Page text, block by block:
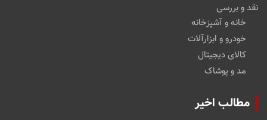
نقد و بررسی
خانه و آشپزخانه
خودرو و ابزارآلات
کالای دیجیتال
مد و پوشاک
مطالب اخیر